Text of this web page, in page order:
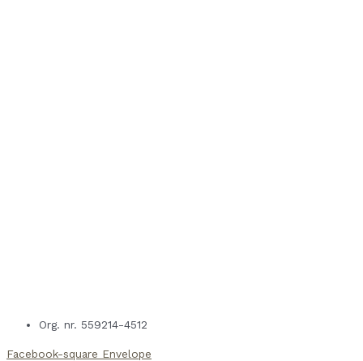
Org. nr. 559214-4512
Facebook-square Envelope